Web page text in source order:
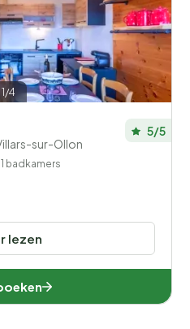
1/4
sur-Ollon
5/5
1 badkamers
lezen